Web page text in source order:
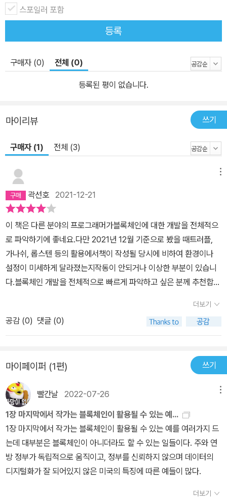
스포일러 포함
등록
구매자 (0) 전체 (0)
등록된 평이 없습니다.
마이리뷰 쓰기
구매자 (1) 전체 (3)
곽선호 2021-12-21
이 책은 다른 분야의 프로그래머가블록체인에 대한 개발을 전체적으
로 파악하기에 좋네요.다만 2021년 12월 기준으로 봤을 때트러플,
가나쉬, 롭스텐 등의 활용에서책이 작성될 당시에 비하여 환경이나
설정이 미세하게 달라졌는지작동이 안되거나 이상한 부분이 있습니
다.블록체인 개발을 전체적으로 빠르게 파악하고 싶은 분께 추천합니
더보기
공감 (0) 댓글 (0)
마이페이퍼 (1편) 쓰기
빨간날 2022-07-26
1장 마지막에서 작가는 블록체인이 활용될 수 있는 예...
1장 마지막에서 작가는 블록체인이 활용될 수 있는 예를 여러가지 드
는데 대부분은 블록체인이 아니더라도 할 수 있는 일들이다. 주와 연
방 정부가 독립적으로 움직이고, 정부를 신뢰하지 않으며 데이터의
디지털화가 잘 되어있지 않은 미국의 특징에 따른 예들이 많다.
더보기